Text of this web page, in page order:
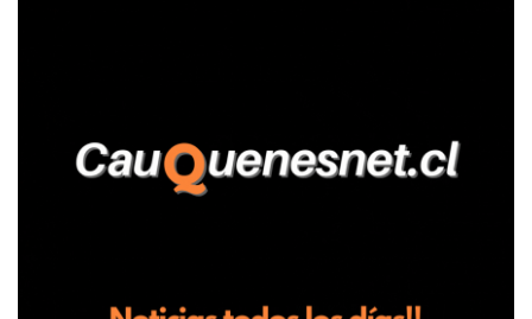
trabajadores, el edil descendió del vehículo y, en medio de la
confrontación, la habría tomado de los hombros, empujado al
suelo y agredido con golpes de pies y manos, mientr...